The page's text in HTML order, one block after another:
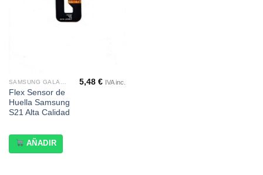
SAMSUNG GALAXY (SERIA S)
Flex Sensor de
Huella Samsung
S21 Alta Calidad
5,48€ IVA inc.
AÑADIR